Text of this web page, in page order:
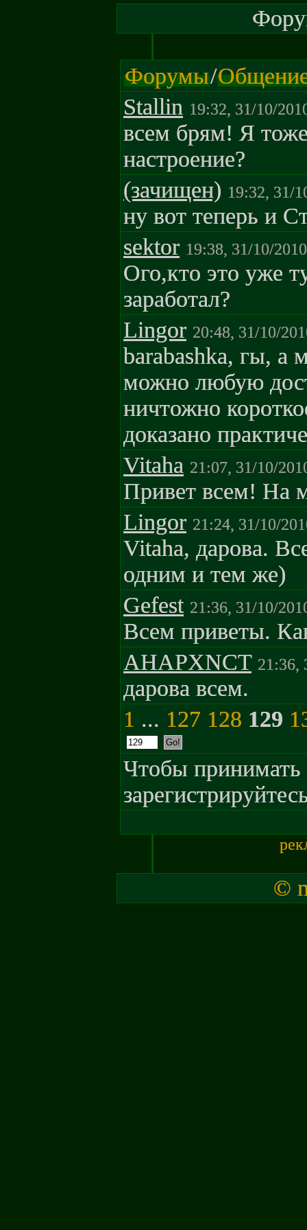
Форумы/
Stallin 19:32, 31/10/
всем брям! Я
настроение?
(зачищен) 19:32, 31/
ну вот теперь и
sektor 19:38, 31/10/2010
Ого,кто это уже
заработал?
Lingor 20:48, 31/10/
barabashka, гы, а
можно любую
ничтожно
доказано
Vitaha 21:07, 31/10/
Привет всем! На
Lingor 21:24, 31/10/
Vitaha, дарова.
одним и тем же)
Gefest 21:36, 31/10/
Всем приветы.
AHAPXNCT 21:36,
дарова всем.
1 ... 127 128 129
Чтобы принимать
©